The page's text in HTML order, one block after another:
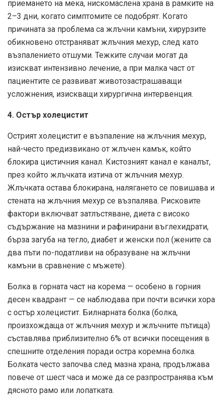
приемането на мека, нискомаслена храна в рамките на
2–3 дни, когато симптомите се подобрят. Когато
причината за проблема са жлъчни камъни, хирурзите
обикновено отстраняват жлъчния мехур, след като
възпалението отшуми. Тежките случаи могат да
изискват интензивно лечение, а при малка част от
пациентите се развиват животозастрашаващи
усложнения, изискващи хирургична интервенция.
4. Остър холецистит
Острият холецистит е възпаление на жлъчния мехур,
най-често предизвикано от жлъчен камък, който
блокира цистичния канал. Кистозният канал е каналът,
през който жлъчката изтича от жлъчния мехур.
Жлъчката остава блокирана, налягането се повишава и
стената на жлъчния мехур се възпалява. Рисковите
фактори включват затлъстяване, диета с високо
съдържание на мазнини и рафинирани въглехидрати,
бърза загуба на тегло, диабет и женски пол (жените са
два пъти по-податливи на образуване на жлъчни
камъни в сравнение с мъжете).
Болка в горната част на корема — особено в горния
десен квадрант — се наблюдава при почти всички хора
с остър холецистит. Билнарната болка (болка,
произхождаща от жлъчния мехур и жлъчните пътища)
съставлява приблизително 6% от всички посещения в
спешните отделения поради остра коремна болка.
Болката често започва след мазна храна, продължава
повече от шест часа и може да се разпространява към
дясното рамо или лопатката.